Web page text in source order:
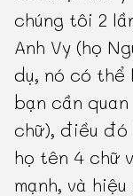
chúng tôi 2
Anh Vy (họ
dụ, nó có thể
bạn cần
chữ), điều đó
họ tên 4 chữ
mạnh, và